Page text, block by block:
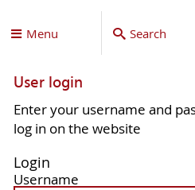
Menu Search
User login
Enter your username and
log in on the website
Login
Username